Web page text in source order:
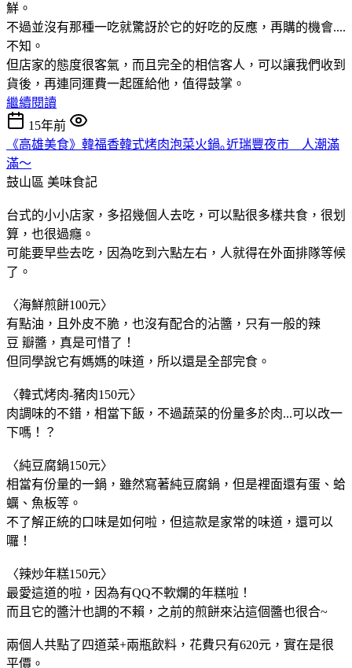
鮮。
不過並沒有那種一吃就驚訝於它的好吃的反應，再購的機會....
不知。
但店家的態度很客氣，而且完全的相信客人，可以讓我們收到
貨後，再連同運費一起匯給他，值得鼓掌。
繼續閱讀
15年前
《高雄美食》韓福香韓式烤肉泡菜火鍋｡近瑞豐夜市 人潮滿
滿～
鼓山區 美味食記
台式的小小店家，多招幾個人去吃，可以點很多樣共食，很划
算，也很過癮。
可能要早些去吃，因為吃到六點左右，人就得在外面排隊等候
了。
〈海鮮煎餅100元〉
有點油，且外皮不脆，也沒有配合的沾醬，只有一般的辣
豆 瓣醬，真是可惜了！
但同學說它有媽媽的味道，所以還是全部完食。
〈韓式烤肉-豬肉150元〉
肉調味的不錯，相當下飯，不過蔬菜的份量多於肉...可以改一
下嗎！？
〈純豆腐鍋150元〉
相當有份量的一鍋，雖然寫著純豆腐鍋，但是裡面還有蛋、蛤
蠣、魚板等。
不了解正統的口味是如何啦，但這款是家常的味道，還可以
囉！
〈辣炒年糕150元〉
最愛這道的啦，因為有QQ不軟爛的年糕啦！
而且它的醬汁也調的不賴，之前的煎餅來沾這個醬也很合~
兩個人共點了四道菜+兩瓶飲料，花費只有620元，實在是很
平價。